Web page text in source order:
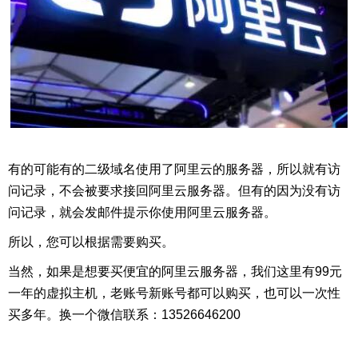
有的可能有的二级域名使用了阿里云的服务器，所以就有访
问记录，不会被要求接回阿里云服务器。但有的因为没有访
问记录，就会发邮件提示你使用阿里云服务器。
所以，您可以根据需要购买。
当然，如果是想要买便宜的阿里云服务器，我们这里有99元
一年的虚拟主机，老账号新账号都可以购买，也可以一次性
买多年。换一个微信联系：13526646200